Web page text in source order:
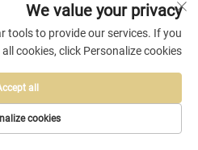
اتصل
We value your privacy
tools to provide our services. If you
cookies, click Personalize cookies.
cookies
all